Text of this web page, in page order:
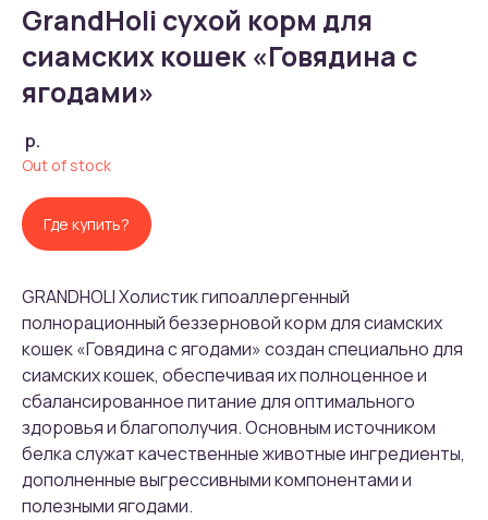
GrandHoli сухой корм для
сиамских кошек «Говядина с
ягодами»
р.
Out of stock
Где купить?
GRANDHOLI Холистик гипоаллергенный
полнорационный беззерновой корм для сиамских
кошек «Говядина с ягодами» создан специально для
сиамских кошек, обеспечивая их полноценное и
сбалансированное питание для оптимального
здоровья и благополучия. Основным источником
белка служат качественные животные ингредиенты,
дополненные выгрессивными компонентами и
полезными ягодами.